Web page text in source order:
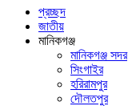
প্রচ্ছদ
জাতীয়
মানিকগঞ্জ
মানিকগঞ্জ সদর
সিংগাইর
হরিরামপুর
দৌলতপুর